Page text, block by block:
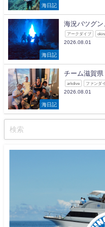
海日記
海日記
海況バツグン
アークダイブ
2026.08.01
海日記
チーム滋賀県
arkdive ファンダ
2026.08.01